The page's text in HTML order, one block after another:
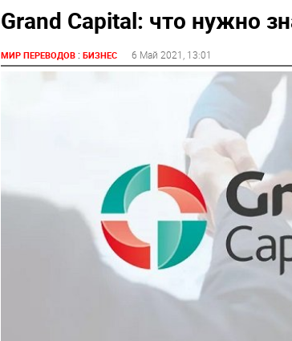
Grand Capital: что нужно
МИР ПЕРЕВОДОВ: БИЗНЕС 6 Май 2021 , 13:01